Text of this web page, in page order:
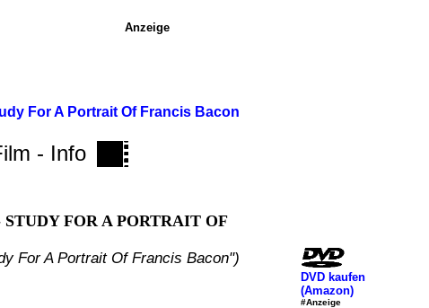
For A Portrait Of Francis Bacon
- Info
FOR A PORTRAIT OF
For A Portrait Of Francis Bacon")
DVD kaufen
(Amazon)
#Anzeige
Anzeige